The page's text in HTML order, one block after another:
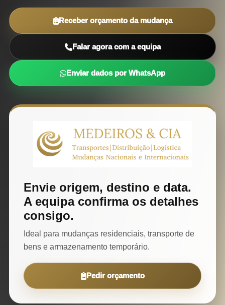
Receber orçamento da mudança
Falar agora com a equipa
Enviar dados por WhatsApp
Envie origem, destino e data.
A equipa confirma os detalhes
consigo.
Ideal para mudanças residenciais, transporte de
bens e armazenamento temporário.
Pedir orçamento